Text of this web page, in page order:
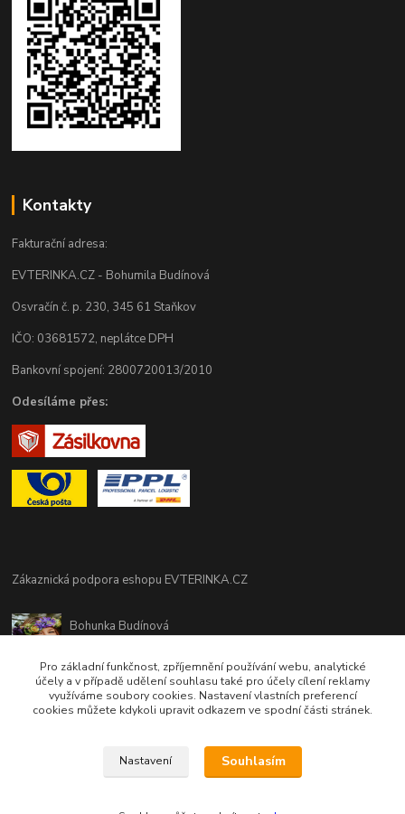
Kontakty
Fakturační adresa:
EVTERINKA.CZ - Bohumila Budínová
Osvračín č. p. 230, 345 61 Staňkov
IČO: 03681572, neplátce DPH
Bankovní spojení: 2800720013/2010
Odesíláme přes:
Zákaznická podpora eshopu EVTERINKA.CZ
Bohunka Budínová
(Po-Pá - 9:00-17:00hod, So 8:00-12:00hod)
obchod@evterinka.cz
Pro základní funkčnost, zpříjemnění používání webu, analytické
účely a v případě udělení souhlasu také pro účely cílení reklamy
využíváme soubory cookies. Nastavení vlastních preferencí
cookies můžete kdykoli upravit odkazem ve spodní části stránek.
Nastavení Souhlasím